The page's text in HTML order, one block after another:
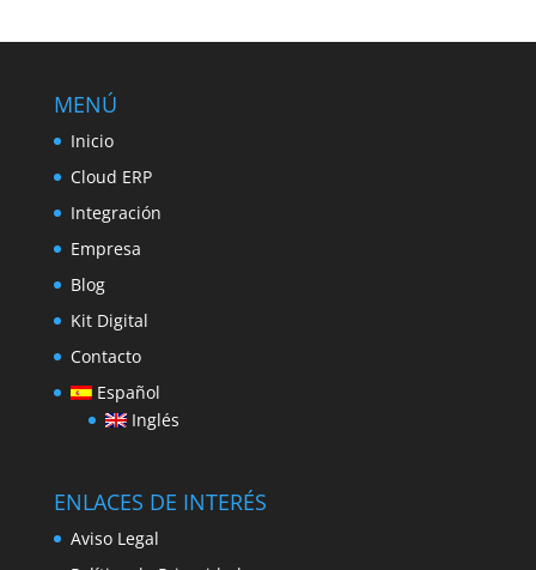
MENÚ
Inicio
Cloud ERP
Integración
Empresa
Blog
Kit Digital
Contacto
Español
Inglés
ENLACES DE INTERÉS
Aviso Legal